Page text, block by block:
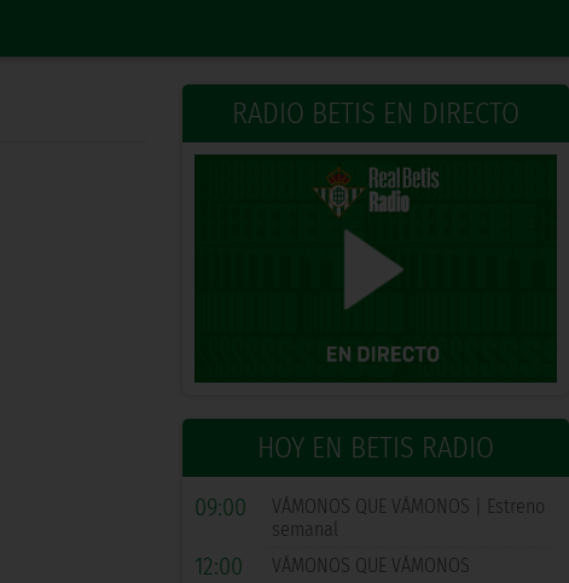
RADIO BETIS EN DIRECTO
HOY EN BETIS RADIO
09:00
VÁMONOS QUE VÁMONOS | Estreno
semanal
12:00 VÁMONOS QUE VÁMONOS